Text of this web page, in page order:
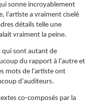
sonne incroyablement
l’artiste a vraiment ciselé
détails telle une
vraiment la peine.
qui sont autant de
du rapport à l’autre et
mots de l’artiste ont
d’auditeurs.
co-composés par la